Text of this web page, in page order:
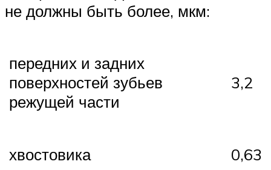
не должны быть более, мкм:
передних и задних
поверхностей зубьев
режущей части
3,2
хвостовика 0,63